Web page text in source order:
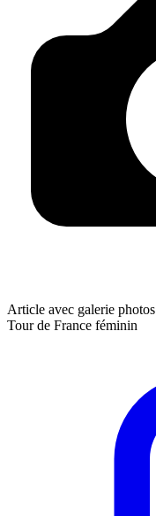
Article avec galerie photos
Tour de France féminin